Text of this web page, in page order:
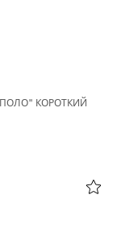
КОРОТКИЙ